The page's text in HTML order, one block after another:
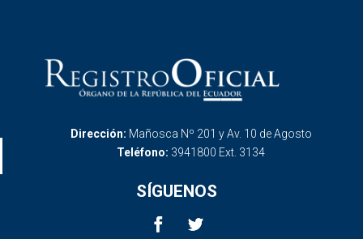
Dirección: Mañosca Nº 201 y Av. 10 de Agosto
Teléfono: 3941800 Ext. 3134
SÍGUENOS